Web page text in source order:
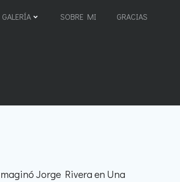
GALERÍA SOBRE MI GRACIAS
Jorge Rivera en Una